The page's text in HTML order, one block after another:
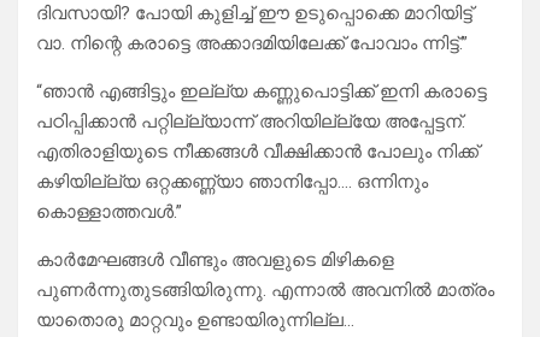
ദിവസായി? പോയി കുളിച്ച് ഈ ഉടുപ്പൊക്കെ മാറിയിട്ട്
വാ. നിന്റെ കരാട്ടെ അക്കാദമിയിലേക്ക് പോവാം ന്നിട്ട്.”
“ഞാൻ എങ്ങിട്ടും ഇല്ല്യ കണ്ണുപൊട്ടിക്ക് ഇനി കരാട്ടെ
പഠിപ്പിക്കാൻ പറ്റില്ല്യാന്ന് അറിയില്ല്യേ അപ്പേട്ടന്.
എതിരാളിയുടെ നീക്കങ്ങൾ വീക്ഷിക്കാൻ പോലും നിക്ക്
കഴിയില്ല്യ ഒറ്റക്കണ്ണ്യാ ഞാനിപ്പോ…. ഒന്നിനും
കൊള്ളാത്തവൾ.”
കാർമേഘങ്ങൾ വീണ്ടും അവളുടെ മിഴികളെ
പുണർന്നുതുടങ്ങിയിരുന്നു. എന്നാൽ അവനിൽ മാത്രം
യാതൊരു മാറ്റവും ഉണ്ടായിരുന്നില്ല…